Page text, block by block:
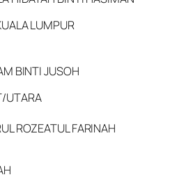
LUMPUR
BINTI JUSOH
UTARA
ROZEATUL FARINAH